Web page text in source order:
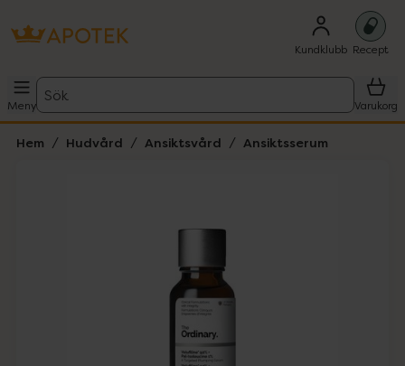
Kundklubb Recept
Meny
Sök
Varukorg
Hem Hudvård Ansiktsvård Ansiktsserum